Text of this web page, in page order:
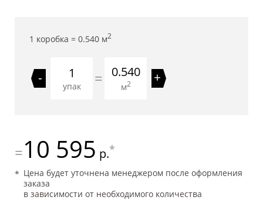
1 коробка = 0.540 м2
-
упак = 0.540
м2 +
=10 595 р.*
Цена будет уточнена менеджером после оформления
заказа
в зависимости от необходимого количества